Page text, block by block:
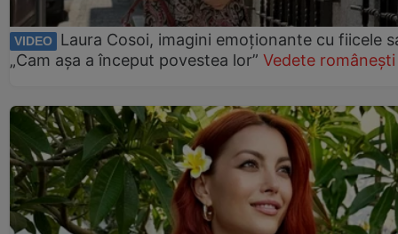
VIDEO
Laura Cosoi, imagini emoționante cu fiicele
„Cam așa a început povestea lor” Vedete românești